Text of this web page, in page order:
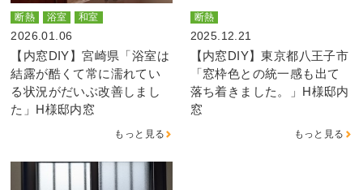
断熱 浴室 和室
2026.01.06
【内窓DIY】宮崎県「浴室は
結露が酷くて常に濡れてい
る状況がだいぶ改善しまし
た」H様邸内窓
もっと見る
断熱
2025.12.21
【内窓DIY】東京都八王子市
「窓枠色との統一感も出て
落ち着きました。」H様邸内
窓
もっと見る